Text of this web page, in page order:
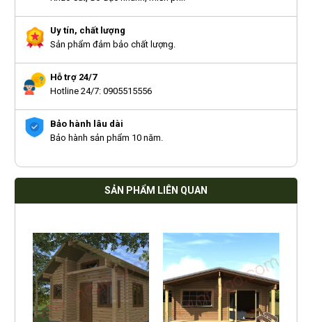
Uy tín, chất lượng
Sản phẩm đảm bảo chất lượng.
Hỗ trợ 24/7
Hotline 24/7: 0905515556
Bảo hành lâu dài
Bảo hành sản phẩm 10 năm.
SẢN PHẨM LIÊN QUAN